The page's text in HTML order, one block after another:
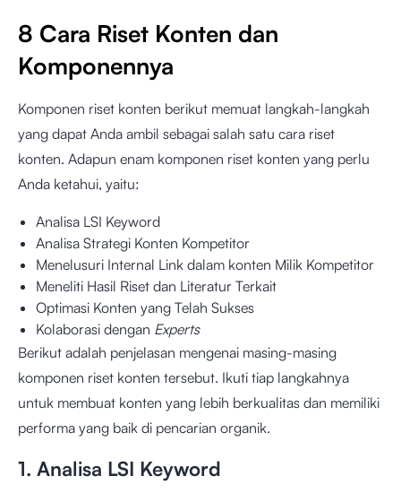
8 Cara Riset Konten dan
Komponennya
Komponen riset konten berikut memuat langkah-langkah
yang dapat Anda ambil sebagai salah satu cara riset
konten. Adapun enam komponen riset konten yang perlu
Anda ketahui, yaitu:
Analisa LSI Keyword
Analisa Strategi Konten Kompetitor
Menelusuri Internal Link dalam konten Milik Kompetitor
Meneliti Hasil Riset dan Literatur Terkait
Optimasi Konten yang Telah Sukses
Kolaborasi dengan Experts
Berikut adalah penjelasan mengenai masing-masing
komponen riset konten tersebut. Ikuti tiap langkahnya
untuk membuat konten yang lebih berkualitas dan memiliki
performa yang baik di pencarian organik.
1. Analisa LSI Keyword